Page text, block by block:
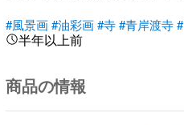
#風景画 #油彩画 #寺 #青岸渡寺
半年以上前
商品の情報